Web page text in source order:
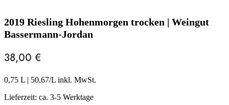
2019 Riesling Hohenmorgen trocken | Weingut
Bassermann-Jordan
38,00 €
0,75 L | 50,67/L inkl. MwSt.
Lieferzeit: ca. 3-5 Werktage